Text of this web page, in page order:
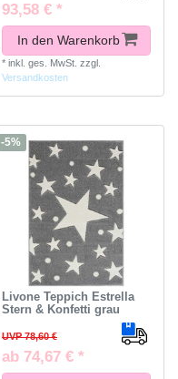
93,58 € *
In den Warenkorb
* inkl. ges. MwSt. zzgl.
Versandkosten
-5%
Livone Teppich Estrella
Stern & Konfetti grau
UVP 78,60 €
ab 74,67 € *